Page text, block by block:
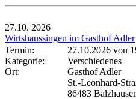
27.10. 2026
Wirtshaussingen im Gasthof Adler
Termin:
27.10.2026 von
Kategorie:
Verschiedenes
Ort:
Gasthof Adler
St.-Leonhard-
86483